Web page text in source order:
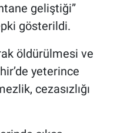
geliştiği”
gösterildi.
öldürülmesi ve
yeterince
cezasızlığı